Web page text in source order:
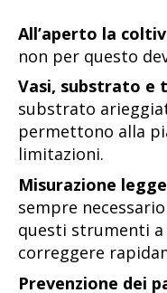
All’aperto la
non per questo
Vasi, substrato e
substrato
permettono alla
limitazioni.
Misurazione
sempre
questi strumenti a
correggere
Prevenzione dei